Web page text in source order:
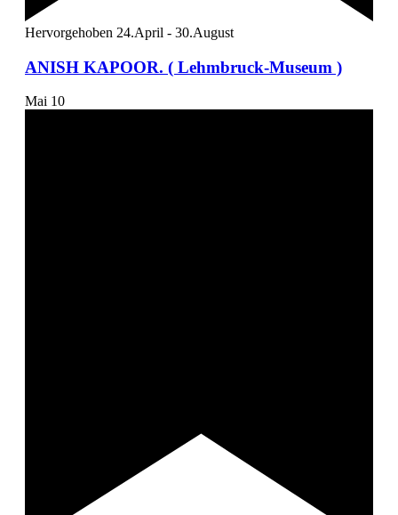
Hervorgehoben 24.April - 30.August
ANISH KAPOOR. ( Lehmbruck-Museum )
Mai 10